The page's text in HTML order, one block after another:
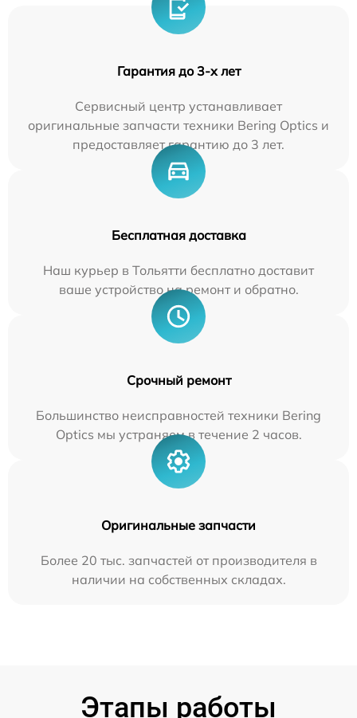
Гарантия до 3-х лет
Сервисный центр устанавливает
оригинальные запчасти техники Bering Optics и
предоставляет гарантию до 3 лет.
Бесплатная доставка
Наш курьер в Тольятти бесплатно доставит
ваше устройство на ремонт и обратно.
Срочный ремонт
Большинство неисправностей техники Bering
Optics мы устраняем в течение 2 часов.
Оригинальные запчасти
Более 20 тыс. запчастей от производителя в
наличии на собственных складах.
Этапы работы